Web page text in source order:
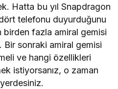
Hatta bu yıl Snapdragon
telefonu duyurduğunu
fazla amiral gemisi
sonraki amiral gemisi
ve hangi özellikleri
istiyorsanız, o zaman